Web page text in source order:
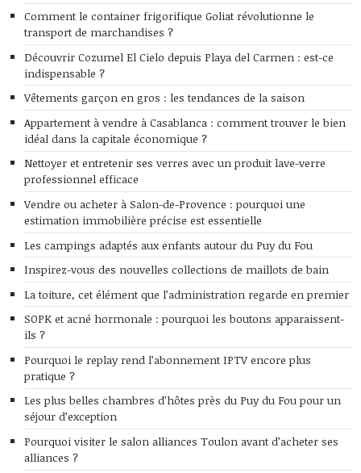
Comment le container frigorifique Goliat révolutionne le
transport de marchandises ?
Découvrir Cozumel El Cielo depuis Playa del Carmen : est-ce
indispensable ?
Vêtements garçon en gros : les tendances de la saison
Appartement à vendre à Casablanca : comment trouver le bien
idéal dans la capitale économique ?
Nettoyer et entretenir ses verres avec un produit lave-verre
professionnel efficace
Vendre ou acheter à Salon-de-Provence : pourquoi une
estimation immobilière précise est essentielle
Les campings adaptés aux enfants autour du Puy du Fou
Inspirez-vous des nouvelles collections de maillots de bain
La toiture, cet élément que l’administration regarde en premier
SOPK et acné hormonale : pourquoi les boutons apparaissent-
ils ?
Pourquoi le replay rend l’abonnement IPTV encore plus
pratique ?
Les plus belles chambres d’hôtes près du Puy du Fou pour un
séjour d’exception
Pourquoi visiter le salon alliances Toulon avant d’acheter ses
alliances ?